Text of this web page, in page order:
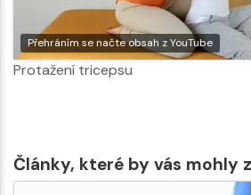
Přehráním se načte obsah z YouTube
Protažení tricepsu
Články, které by vás mohly